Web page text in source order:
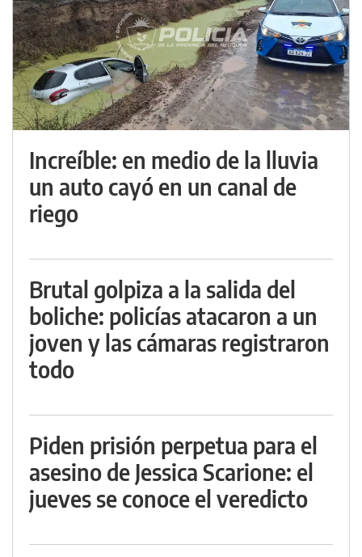
Increíble: en medio de la lluvia
un auto cayó en un canal de
riego
Brutal golpiza a la salida del
boliche: policías atacaron a un
joven y las cámaras registraron
todo
Piden prisión perpetua para el
asesino de Jessica Scarione: el
jueves se conoce el veredicto